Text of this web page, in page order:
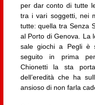
per dar conto di tutte
tra i vari soggetti, nei
tutte: quella tra Senza
al Porto di Genova. La
sale giochi a Pegli è
seguito in prima
Chionetti la sta
dell’eredità che ha
ansioso di non farla